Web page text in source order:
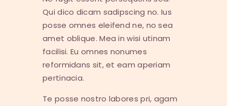
Qui dico dicam sadipscing no. Ius
posse omnes eleifend ne, no sea
amet oblique. Mea in wisi utinam
facilisi. Eu omnes nonumes
reformidans sit, et eam aperiam
pertinacia.
Te posse nostro labores pri, agam